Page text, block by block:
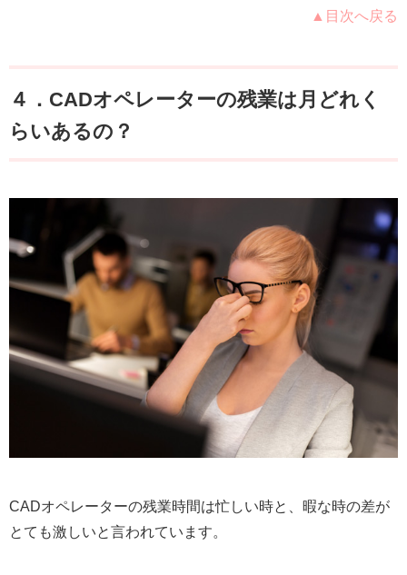
▲目次へ戻る
４．CADオペレーターの残業は月どれく
らいあるの？
CADオペレーターの残業時間は忙しい時と、暇な時の差が
とても激しいと言われています。